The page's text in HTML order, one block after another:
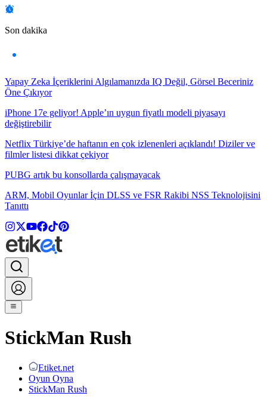
Son dakika
Yapay Zeka İçeriklerini Algılamanızda IQ Değil, Görsel Beceriniz
Öne Çıkıyor
iPhone 17e geliyor! Apple’ın uygun fiyatlı modeli piyasayı
değiştirebilir
Netflix Türkiye’de haftanın en çok izlenenleri açıklandı! Diziler ve
filmler listesi dikkat çekiyor
PUBG artık bu konsollarda çalışmayacak
ARM, Mobil Oyunlar İçin DLSS ve FSR Rakibi NSS Teknolojisini
Tanıttı
StickMan Rush
Etiket.net
Oyun Oyna
StickMan Rush